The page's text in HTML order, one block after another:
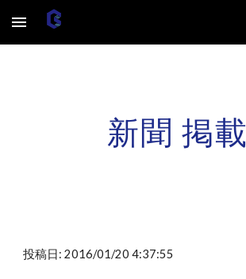
Skip to main content
新聞 掲載
投稿日: 2016/01/20 4:37:55